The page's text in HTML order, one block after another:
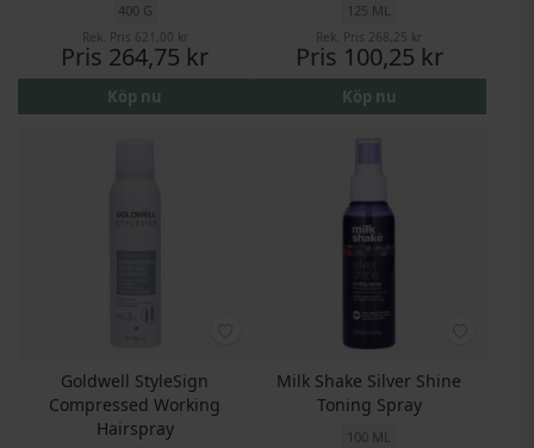
400 G
Rek. Pris 621,00 kr
Pris 264,75 kr
Köp nu
125 ML
Rek. Pris 268,25 kr
Pris 100,25 kr
Köp nu
Goldwell StyleSign
Compressed Working
Hairspray
Milk Shake Silver Shine
Toning Spray
100 ML